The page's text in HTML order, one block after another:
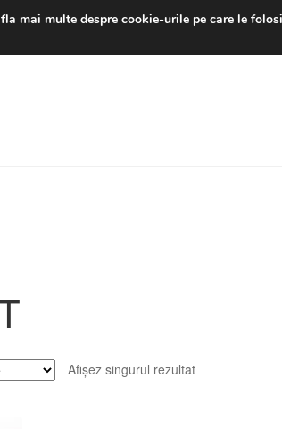
luni-vineri 9 a.m. - 4 p.m.
Afișez singurul rezultat
mai multe despre cookie-urile pe care le